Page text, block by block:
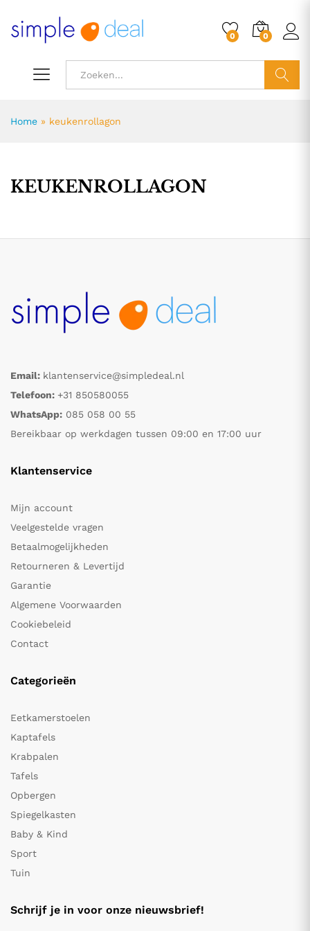
0 0
Home » keukenrollagon
KEUKENROLLAGON
Email: klantenservice@simpledeal.nl
Telefoon: +31 850580055
WhatsApp: 085 058 00 55
Bereikbaar op werkdagen tussen 09:00 en 17:00 uur
Klantenservice
Mijn account
Veelgestelde vragen
Betaalmogelijkheden
Retourneren & Levertijd
Garantie
Algemene Voorwaarden
Cookiebeleid
Contact
Categorieën
Eetkamerstoelen
Kaptafels
Krabpalen
Tafels
Opbergen
Spiegelkasten
Baby & Kind
Sport
Tuin
Schrijf je in voor onze nieuwsbrief!